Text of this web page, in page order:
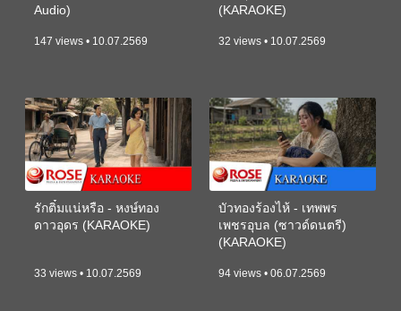
Audio)
147 views • 10.07.2569
(KARAOKE)
32 views • 10.07.2569
รักติ๋มแน่หรือ - หงษ์ทอง
ดาวอุดร (KARAOKE)
33 views • 10.07.2569
บัวทองร้องไห้ - เทพพร
เพชรอุบล (ซาวด์ดนตรี)
(KARAOKE)
94 views • 06.07.2569